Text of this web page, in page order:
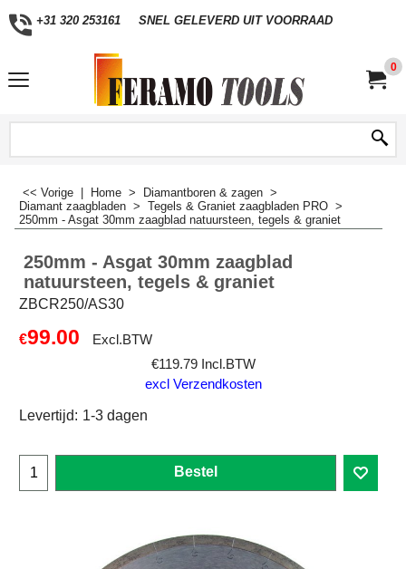
+31 320 253161 SNEL GELEVERD UIT VOORRAAD
0
<< Vorige Home > Diamantboren & zagen >
Diamant zaagbladen > Tegels & Graniet zaagbladen PRO >
250mm - Asgat 30mm zaagblad natuursteen, tegels & graniet
250mm - Asgat 30mm zaagblad
natuursteen, tegels & graniet
ZBCR250/AS30
€99.00
Excl.BTW
€119.79 Incl.BTW
excl Verzendkosten
Levertijd: 1-3 dagen
Bestel